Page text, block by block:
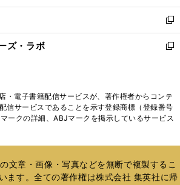
開
く
ウ
で
開
く
ン
ド
ウ
で
ウ
ィ
ン
ド
く
新
し
い
ド
ウ
で
ズ・ラボ
新
ィ
ン
ド
開
く
・電子書籍配信サービスが、著作権者からコンテ
信サービスであることを示す登録商標（登録番号
ークの詳細、ABJマークを掲示しているサービス
文章・画像・写真などを無断で複製するこ
ます。全ての著作権は株式会社 集英社に帰